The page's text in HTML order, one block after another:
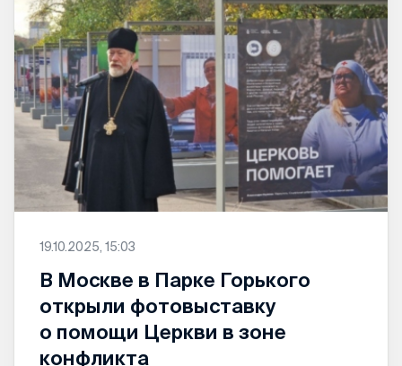
19.10.2025, 15:03
В Москве в Парке Горького
открыли фотовыставку
о помощи Церкви в зоне
конфликта